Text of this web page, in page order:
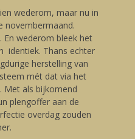
wederom, maar nu in
novembermaand.
En wederom bleek het
identiek. Thans echter
herstelling van
mét dat via het
als bijkomend
plengoffer aan de
overdag zouden